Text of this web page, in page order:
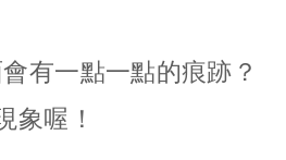
有一點一點的痕跡？
象喔！